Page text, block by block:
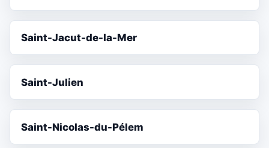
Saint-Jacut-de-la-Mer
Saint-Julien
Saint-Nicolas-du-Pélem